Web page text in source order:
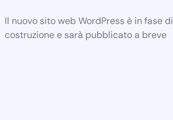
Il nuovo sito web WordPress è in fase di
costruzione e sarà pubblicato a breve